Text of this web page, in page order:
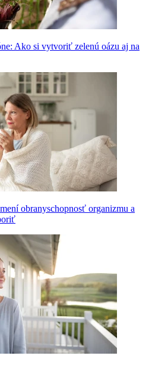
Ako si vytvoriť zelenú oázu aj na
obranyschopnosť organizmu a